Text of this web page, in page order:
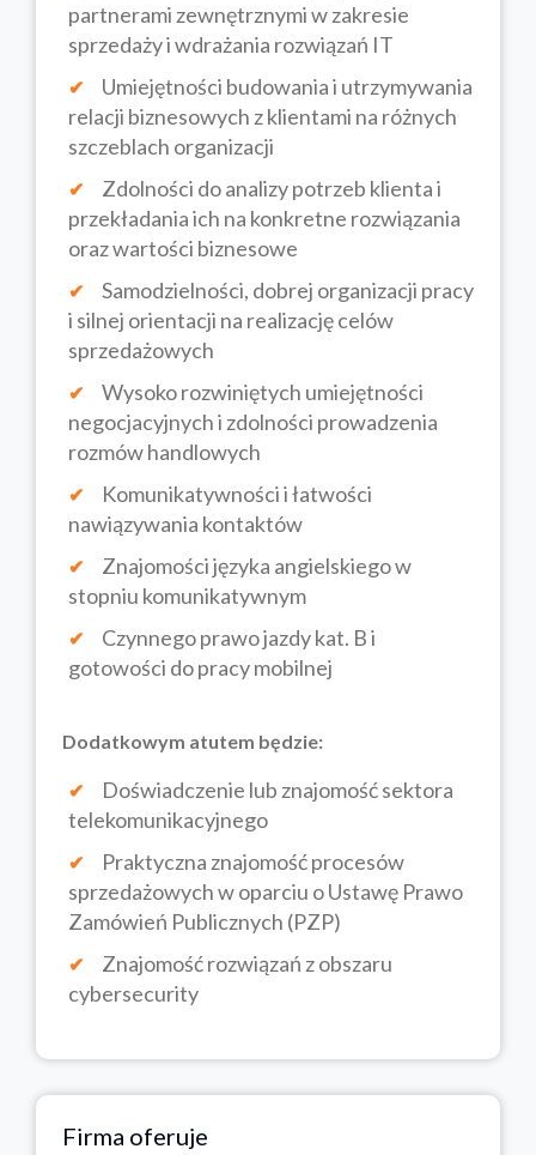
partnerami zewnętrznymi w zakresie
sprzedaży i wdrażania rozwiązań IT
Umiejętności budowania i utrzymywania
relacji biznesowych z klientami na różnych
szczeblach organizacji
Zdolności do analizy potrzeb klienta i
przekładania ich na konkretne rozwiązania
oraz wartości biznesowe
Samodzielności, dobrej organizacji pracy
i silnej orientacji na realizację celów
sprzedażowych
Wysoko rozwiniętych umiejętności
negocjacyjnych i zdolności prowadzenia
rozmów handlowych
Komunikatywności i łatwości
nawiązywania kontaktów
Znajomości języka angielskiego w
stopniu komunikatywnym
Czynnego prawo jazdy kat. B i
gotowości do pracy mobilnej
Dodatkowym atutem będzie:
Doświadczenie lub znajomość sektora
telekomunikacyjnego
Praktyczna znajomość procesów
sprzedażowych w oparciu o Ustawę Prawo
Zamówień Publicznych (PZP)
Znajomość rozwiązań z obszaru
cybersecurity
Firma oferuje